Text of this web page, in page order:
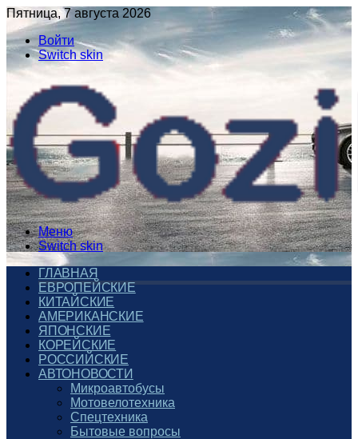
Пятница, 7 августа 2026
Войти
Switch skin
Меню
Switch skin
ГЛАВНАЯ
ЕВРОПЕЙСКИЕ
КИТАЙСКИЕ
АМЕРИКАНСКИЕ
ЯПОНСКИЕ
КОРЕЙСКИЕ
РОССИЙСКИЕ
АВТОНОВОСТИ
Микроавтобусы
Мотовелотехника
Спецтехника
Бытовые вопросы